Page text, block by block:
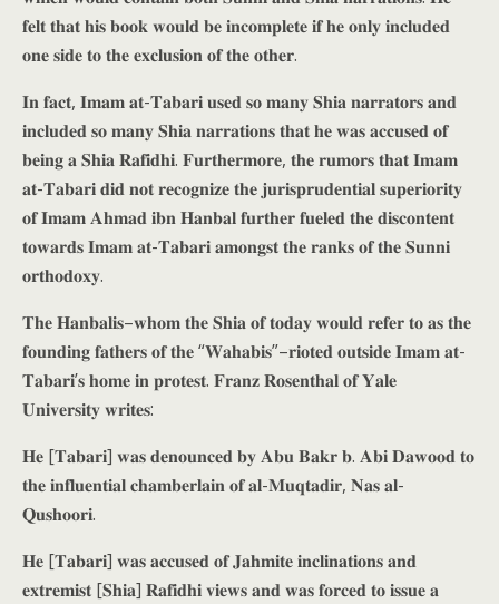
𝐟𝐞𝐥𝐭 𝐭𝐡𝐚𝐭 𝐡𝐢𝐬 𝐛𝐨𝐨𝐤 𝐰𝐨𝐮𝐥𝐝 𝐛𝐞 𝐢𝐧𝐜𝐨𝐦𝐩𝐥𝐞𝐭𝐞 𝐢𝐟 𝐡𝐞 𝐨𝐧𝐥𝐲 𝐢𝐧𝐜𝐥𝐮𝐝𝐞𝐝
𝐨𝐧𝐞 𝐬𝐢𝐝𝐞 𝐭𝐨 𝐭𝐡𝐞 𝐞𝐱𝐜𝐥𝐮𝐬𝐢𝐨𝐧 𝐨𝐟 𝐭𝐡𝐞 𝐨𝐭𝐡𝐞𝐫.
𝐈𝐧 𝐟𝐚𝐜𝐭, 𝐈𝐦𝐚𝐦 𝐚𝐭-𝐓𝐚𝐛𝐚𝐫𝐢 𝐮𝐬𝐞𝐝 𝐬𝐨 𝐦𝐚𝐧𝐲 𝐒𝐡𝐢𝐚 𝐧𝐚𝐫𝐫𝐚𝐭𝐨𝐫𝐬 𝐚𝐧𝐝
𝐢𝐧𝐜𝐥𝐮𝐝𝐞𝐝 𝐬𝐨 𝐦𝐚𝐧𝐲 𝐒𝐡𝐢𝐚 𝐧𝐚𝐫𝐫𝐚𝐭𝐢𝐨𝐧𝐬 𝐭𝐡𝐚𝐭 𝐡𝐞 𝐰𝐚𝐬 𝐚𝐜𝐜𝐮𝐬𝐞𝐝 𝐨𝐟
𝐛𝐞𝐢𝐧𝐠 𝐚 𝐒𝐡𝐢𝐚 𝐑𝐚𝐟𝐢𝐝𝐡𝐢. 𝐅𝐮𝐫𝐭𝐡𝐞𝐫𝐦𝐨𝐫𝐞, 𝐭𝐡𝐞 𝐫𝐮𝐦𝐨𝐫𝐬 𝐭𝐡𝐚𝐭 𝐈𝐦𝐚𝐦
𝐚𝐭-𝐓𝐚𝐛𝐚𝐫𝐢 𝐝𝐢𝐝 𝐧𝐨𝐭 𝐫𝐞𝐜𝐨𝐠𝐧𝐢𝐳𝐞 𝐭𝐡𝐞 𝐣𝐮𝐫𝐢𝐬𝐩𝐫𝐮𝐝𝐞𝐧𝐭𝐢𝐚𝐥 𝐬𝐮𝐩𝐞𝐫𝐢𝐨𝐫𝐢𝐭𝐲
𝐨𝐟 𝐈𝐦𝐚𝐦 𝐀𝐡𝐦𝐚𝐝 𝐢𝐛𝐧 𝐇𝐚𝐧𝐛𝐚𝐥 𝐟𝐮𝐫𝐭𝐡𝐞𝐫 𝐟𝐮𝐞𝐥𝐞𝐝 𝐭𝐡𝐞 𝐝𝐢𝐬𝐜𝐨𝐧𝐭𝐞𝐧𝐭
𝐭𝐨𝐰𝐚𝐫𝐝𝐬 𝐈𝐦𝐚𝐦 𝐚𝐭-𝐓𝐚𝐛𝐚𝐫𝐢 𝐚𝐦𝐨𝐧𝐠𝐬𝐭 𝐭𝐡𝐞 𝐫𝐚𝐧𝐤𝐬 𝐨𝐟 𝐭𝐡𝐞 𝐒𝐮𝐧𝐧𝐢
𝐨𝐫𝐭𝐡𝐨𝐝𝐨𝐱𝐲.
𝐓𝐡𝐞 𝐇𝐚𝐧𝐛𝐚𝐥𝐢𝐬–𝐰𝐡𝐨𝐦 𝐭𝐡𝐞 𝐒𝐡𝐢𝐚 𝐨𝐟 𝐭𝐨𝐝𝐚𝐲 𝐰𝐨𝐮𝐥𝐝 𝐫𝐞𝐟𝐞𝐫 𝐭𝐨 𝐚𝐬 𝐭𝐡𝐞
𝐟𝐨𝐮𝐧𝐝𝐢𝐧𝐠 𝐟𝐚𝐭𝐡𝐞𝐫𝐬 𝐨𝐟 𝐭𝐡𝐞 “𝐖𝐚𝐡𝐚𝐛𝐢𝐬”–𝐫𝐢𝐨𝐭𝐞𝐝 𝐨𝐮𝐭𝐬𝐢𝐝𝐞 𝐈𝐦𝐚𝐦 𝐚𝐭-
𝐓𝐚𝐛𝐚𝐫𝐢’𝐬 𝐡𝐨𝐦𝐞 𝐢𝐧 𝐩𝐫𝐨𝐭𝐞𝐬𝐭. 𝐅𝐫𝐚𝐧𝐳 𝐑𝐨𝐬𝐞𝐧𝐭𝐡𝐚𝐥 𝐨𝐟 𝐘𝐚𝐥𝐞
𝐔𝐧𝐢𝐯𝐞𝐫𝐬𝐢𝐭𝐲 𝐰𝐫𝐢𝐭𝐞𝐬:
𝐇𝐞 [𝐓𝐚𝐛𝐚𝐫𝐢] 𝐰𝐚𝐬 𝐝𝐞𝐧𝐨𝐮𝐧𝐜𝐞𝐝 𝐛𝐲 𝐀𝐛𝐮 𝐁𝐚𝐤𝐫 𝐛. 𝐀𝐛𝐢 𝐃𝐚𝐰𝐨𝐨𝐝 𝐭𝐨
𝐭𝐡𝐞 𝐢𝐧𝐟𝐥𝐮𝐞𝐧𝐭𝐢𝐚𝐥 𝐜𝐡𝐚𝐦𝐛𝐞𝐫𝐥𝐚𝐢𝐧 𝐨𝐟 𝐚𝐥-𝐌𝐮𝐪𝐭𝐚𝐝𝐢𝐫, 𝐍𝐚𝐬 𝐚𝐥-
𝐐𝐮𝐬𝐡𝐨𝐨𝐫𝐢.
𝐇𝐞 [𝐓𝐚𝐛𝐚𝐫𝐢] 𝐰𝐚𝐬 𝐚𝐜𝐜𝐮𝐬𝐞𝐝 𝐨𝐟 𝐉𝐚𝐡𝐦𝐢𝐭𝐞 𝐢𝐧𝐜𝐥𝐢𝐧𝐚𝐭𝐢𝐨𝐧𝐬 𝐚𝐧𝐝
𝐞𝐱𝐭𝐫𝐞𝐦𝐢𝐬𝐭 [𝐒𝐡𝐢𝐚] 𝐑𝐚𝐟𝐢𝐝𝐡𝐢 𝐯𝐢𝐞𝐰𝐬 𝐚𝐧𝐝 𝐰𝐚𝐬 𝐟𝐨𝐫𝐜𝐞𝐝 𝐭𝐨 𝐢𝐬𝐬𝐮𝐞 𝐚